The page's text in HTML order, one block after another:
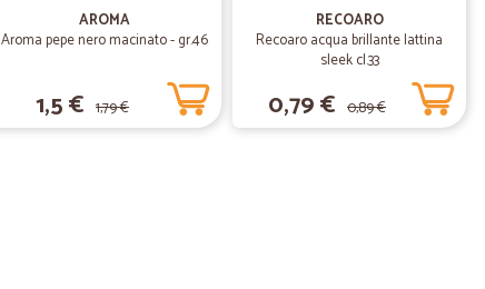
AROMA
Aroma pepe nero macinato - gr.46
1,5 € 1,79 €
RECOARO
Recoaro acqua brillante lattina
sleek cl.33
0,79 € 0,89 €